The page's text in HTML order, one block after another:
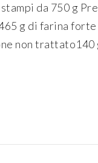
da 750 g
g di farina
non